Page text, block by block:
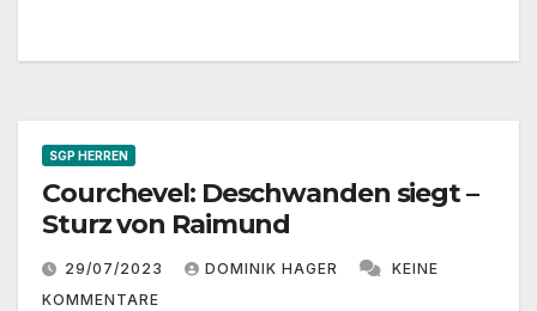
SGP HERREN
Courchevel: Deschwanden siegt –
Sturz von Raimund
29/07/2023 DOMINIK HAGER
KEINE
KOMMENTARE